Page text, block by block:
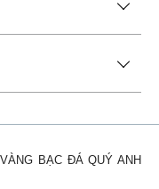
BẠC ĐÁ QUÝ ANH